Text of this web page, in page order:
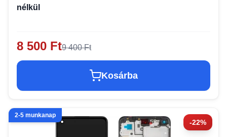
nélkül
8 500 Ft9 400 Ft
Kosárba
-22%
2-5 munkanap